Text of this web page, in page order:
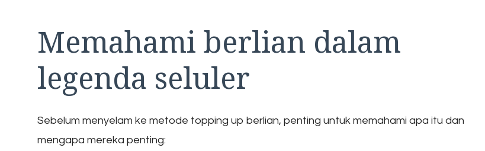
Memahami berlian dalam
legenda seluler
Sebelum menyelam ke metode topping up berlian, penting untuk memahami apa itu dan
mengapa mereka penting: